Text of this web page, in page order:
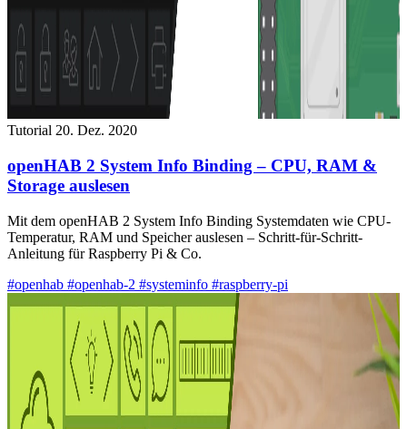
Tutorial 20. Dez. 2020
openHAB 2 System Info Binding – CPU, RAM &
Storage auslesen
Mit dem openHAB 2 System Info Binding Systemdaten wie CPU-
Temperatur, RAM und Speicher auslesen – Schritt-für-Schritt-
Anleitung für Raspberry Pi & Co.
#openhab #openhab-2 #systeminfo #raspberry-pi